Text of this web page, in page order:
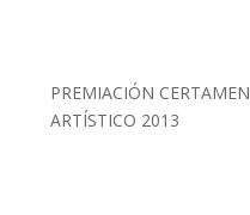
PREMIACIÓN CERTAMEN
ARTÍSTICO 2013